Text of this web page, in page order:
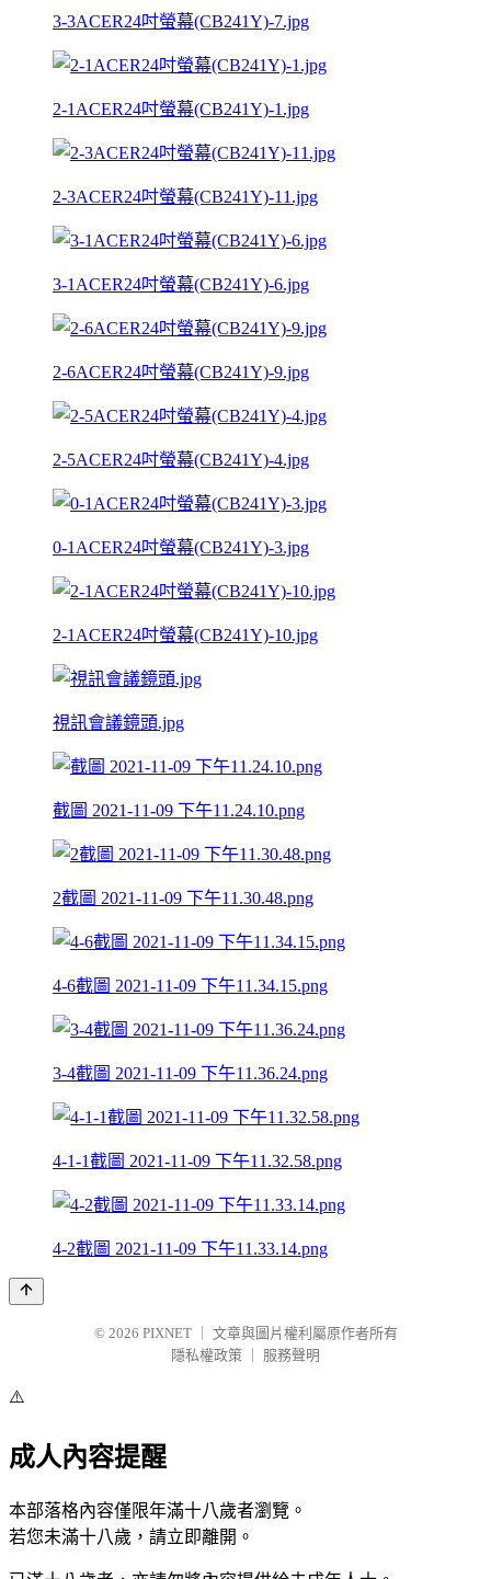
3-3ACER24吋螢幕(CB241Y)-7.jpg
2-1ACER24吋螢幕(CB241Y)-1.jpg
2-3ACER24吋螢幕(CB241Y)-11.jpg
3-1ACER24吋螢幕(CB241Y)-6.jpg
2-6ACER24吋螢幕(CB241Y)-9.jpg
2-5ACER24吋螢幕(CB241Y)-4.jpg
0-1ACER24吋螢幕(CB241Y)-3.jpg
2-1ACER24吋螢幕(CB241Y)-10.jpg
視訊會議鏡頭.jpg
截圖 2021-11-09 下午11.24.10.png
2截圖 2021-11-09 下午11.30.48.png
4-6截圖 2021-11-09 下午11.34.15.png
3-4截圖 2021-11-09 下午11.36.24.png
4-1-1截圖 2021-11-09 下午11.32.58.png
4-2截圖 2021-11-09 下午11.33.14.png
© 2026 PIXNET
文章與圖片權利屬原作者所有
隱私權政策
服務聲明
⚠️
成人內容提醒
本部落格內容僅限年滿十八歲者瀏覽。
若您未滿十八歲，請立即離開。